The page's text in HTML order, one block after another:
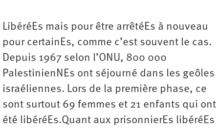
LibéréEs mais pour être arrêtéEs à nouveau
pour certainEs, comme c’est souvent le cas.
Depuis 1967 selon l’ONU, 800 000
PalestinienNEs ont séjourné dans les geôles
israéliennes. Lors de la première phase, ce
sont surtout 69 femmes et 21 enfants qui ont
été libéréEs.Quant aux prisonnierEs libéréEs